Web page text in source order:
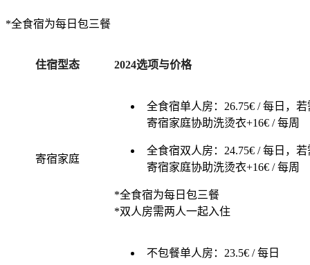
*全食宿为每日包三餐
住宿型态 2024选项与价格
寄宿家庭
全食宿单人房：26.75€ / 每日，若
寄宿家庭协助洗烫衣+16€ / 每周
全食宿双人房：24.75€ / 每日，若
寄宿家庭协助洗烫衣+16€ / 每周
*全食宿为每日包三餐
*双人房需两人一起入住
不包餐单人房：23.5€ / 每日